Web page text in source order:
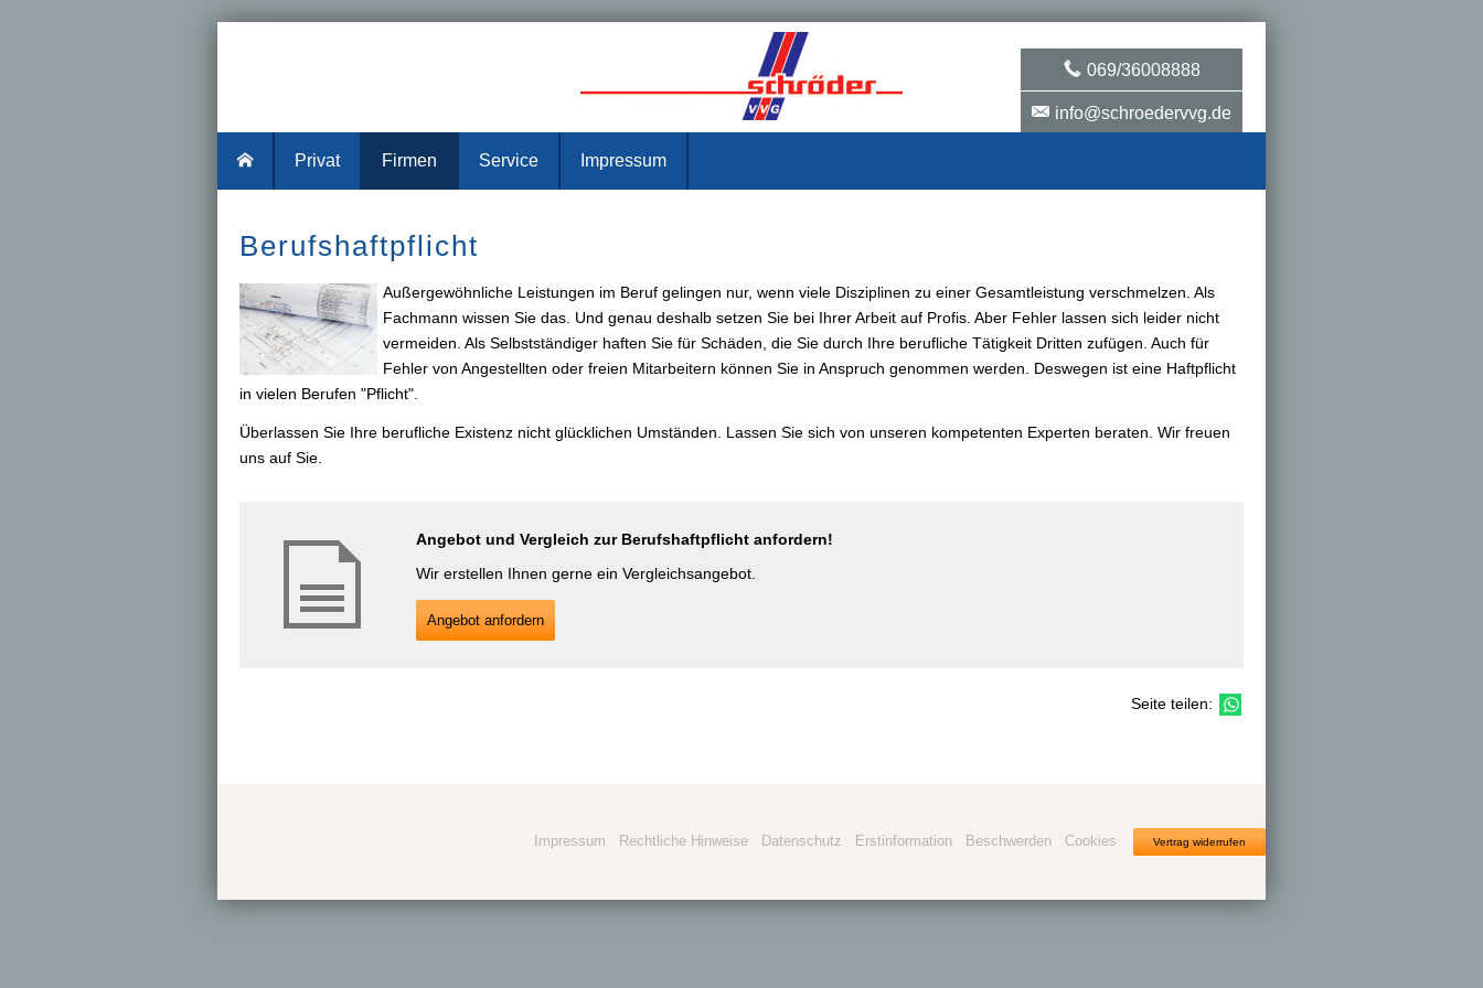
Privat Firmen Service Impressum
069/36008888
info@schroedervvg.de
Berufshaftpflicht
Außergewöhnliche Leistungen im Beruf gelingen nur, wenn viele Disziplinen zu einer Gesamtleistung verschmelzen. Als
Fachmann wissen Sie das. Und genau deshalb setzen Sie bei Ihrer Arbeit auf Profis. Aber Fehler lassen sich leider nicht
vermeiden. Als Selbstständiger haften Sie für Schäden, die Sie durch Ihre berufliche Tätigkeit Dritten zufügen. Auch für
Fehler von Angestellten oder freien Mitarbeitern können Sie in Anspruch genommen werden. Deswegen ist eine Haft­pflicht
in vielen Berufen "Pflicht".
Überlassen Sie Ihre berufliche Existenz nicht glücklichen Umständen. Lassen Sie sich von unseren kompetenten Experten beraten. Wir freuen
uns auf Sie.
Angebot und Vergleich zur Berufshaftpflicht anfordern!
Wir erstellen Ihnen gerne ein Vergleichsangebot.
An­ge­bot an­for­dern
Seite teilen:
Impressum Rechtliche Hinweise Datenschutz Erstinformation Beschwerden Cookies Vertrag widerrufen